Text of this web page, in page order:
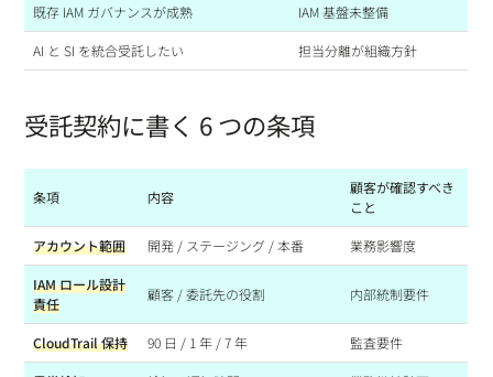
既存 IAM ガバナンスが成熟 IAM 基盤未整備
AI と SI を統合受託したい 担当分離が組織方針
受託契約に書く 6 つの条項
条項 内容
顧客が確認すべき
こと
アカウント範囲 開発 / ステージング / 本番 業務影響度
IAM ロール設計
責任
顧客 / 委託先の役割 内部統制要件
CloudTrail 保持 90 日 / 1 年 / 7 年 監査要件